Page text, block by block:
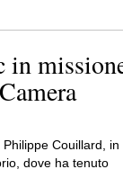
in
Couillard, in
dove ha tenuto